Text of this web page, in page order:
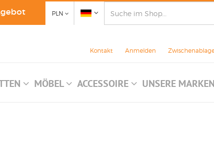
PLN
Kontakt Anmelden
MÖBEL ACCESSOIRE UNSERE MARKEN